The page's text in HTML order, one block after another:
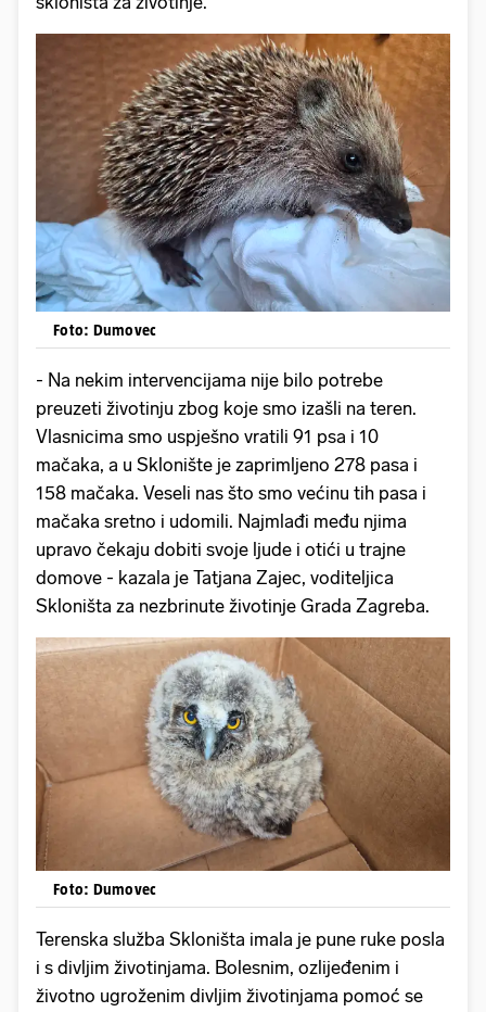
Foto: Dumovec
- Na nekim intervencijama nije bilo potrebe
preuzeti životinju zbog koje smo izašli na teren.
Vlasnicima smo uspješno vratili 91 psa i 10
mačaka, a u Sklonište je zaprimljeno 278 pasa i
158 mačaka. Veseli nas što smo većinu tih pasa i
mačaka sretno i udomili. Najmlađi među njima
upravo čekaju dobiti svoje ljude i otići u trajne
domove - kazala je Tatjana Zajec, voditeljica
Skloništa za nezbrinute životinje Grada Zagreba.
Foto: Dumovec
Terenska služba Skloništa imala je pune ruke posla
i s divljim životinjama. Bolesnim, ozlijeđenim i
životno ugroženim divljim životinjama pomoć se